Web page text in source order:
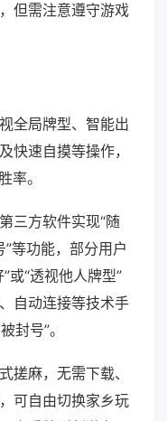
但需注意遵守游戏
全局牌型、智能出
快速自摸等操作，
率。
三方软件实现“随
”等功能，部分用户
或“透视他人牌型”
自动连接等技术手
封号”。
搓麻，无需下载、
可自由切换家乡玩